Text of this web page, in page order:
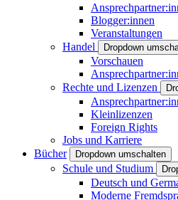
Blogger:innen
Veranstaltungen
Handel
Dropdown
Vorschauen
Rechte und Lizenzen
Kleinlizenzen
Foreign Rights
Jobs und Karriere
Bücher
Dropdown umschalten
Schule und Studium
Deutsch und
Moderne